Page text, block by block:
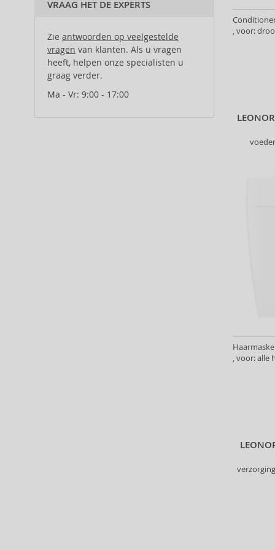
, voor:
, voor: alle
Bioderma (10)
Bumble And Bumble (87)
Cantu (29)
Carlo Oliveri (8)
Caudalie (1)
CHI (119)
Droog haar (3)
Haaruitval (1)
Gevoelige hoofdhuid (1)
Dunner wordend haar (1)
VRAAG HET DE EXPERTS
Zie antwoorden op veelgestelde
vragen van klanten. Als u vragen
heeft, helpen onze specialisten u
graag verder.
Ma - Vr: 9:00 - 17:00